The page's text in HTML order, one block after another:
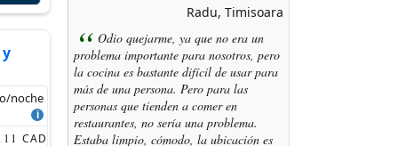
noche
CAD
Radu, Timisoara
Odio quejarme, ya que no era un
problema importante para nosotros, pero
la cocina es bastante difícil de usar para
más de una persona. Pero para las
personas que tienden a comer en
restaurantes, no sería una problema.
Estaba limpio, cómodo, la ubicación es